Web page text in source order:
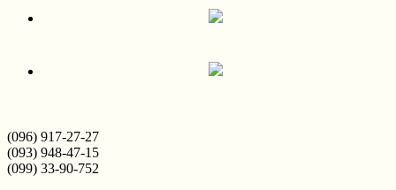
(096) 917-27-27
(093) 948-47-15
(099) 33-90-752